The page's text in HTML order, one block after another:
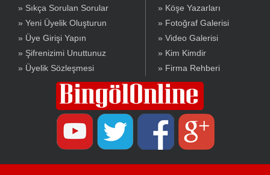
» Sıkça Sorulan Sorular
» Yeni Üyelik Oluşturun
» Üye Girişi Yapın
» Şifrenizimi Unuttunuz
» Üyelik Sözleşmesi
» Köşe Yazarları
» Fotoğraf Galerisi
» Video Galerisi
» Kim Kimdir
» Firma Rehberi